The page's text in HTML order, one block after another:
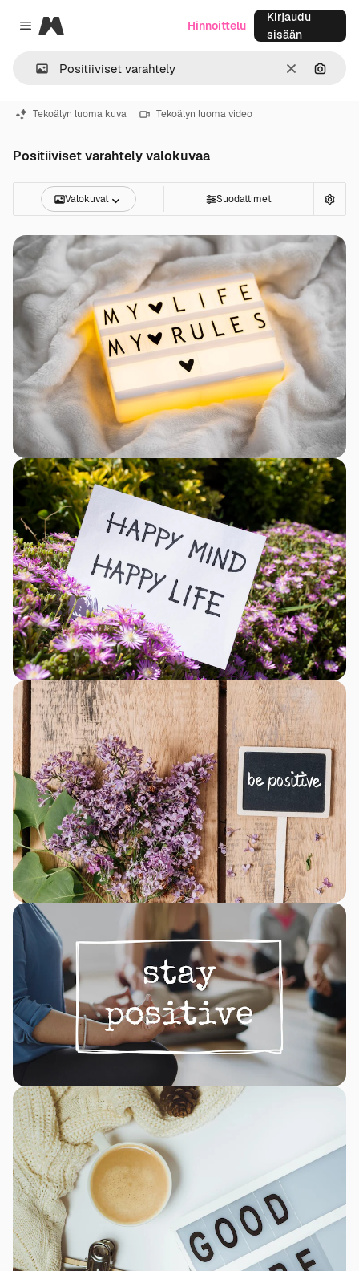
Close menu
Magnific
SelkeäHae
Hinnoittelu
Kirjaudu
sisään
Tekoälyn luoma kuva Tekoälyn luoma video
Positiiviset varahtely valokuvaa
Valokuvat Suodattimet